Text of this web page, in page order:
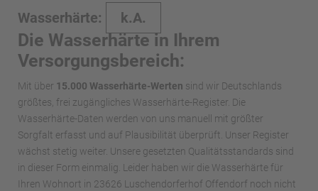
Wasserhärte: k.A.
Die Wasserhärte in Ihrem
Versorgungsbereich:
Mit über 15.000 Wasserhärte-Werten sind wir Deutschlands
größtes, frei zugängliches Wasserhärte-Register. Die
Wasserhärte-Daten werden von uns manuell mit größter
Sorgfalt erfasst und auf Plausibilität überprüft. Unser Register
wächst stetig weiter. Unsere gesetzten Qualitätsstandards sind
in dieser Form einmalig. Leider haben wir die Wasserhärte für
Ihren Wohnort in 23626 Luschendorferhof Offendorf noch nicht